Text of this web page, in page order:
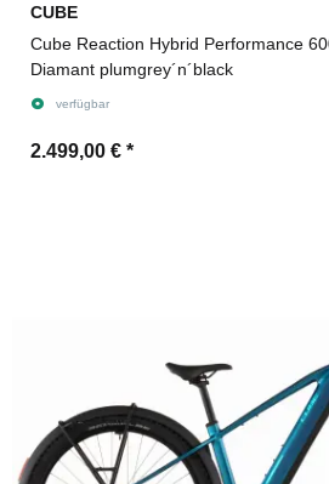
CUBE
Cube Reaction Hybrid Performance
Diamant plumgrey´n´black
verfügbar
2.499,00 € *